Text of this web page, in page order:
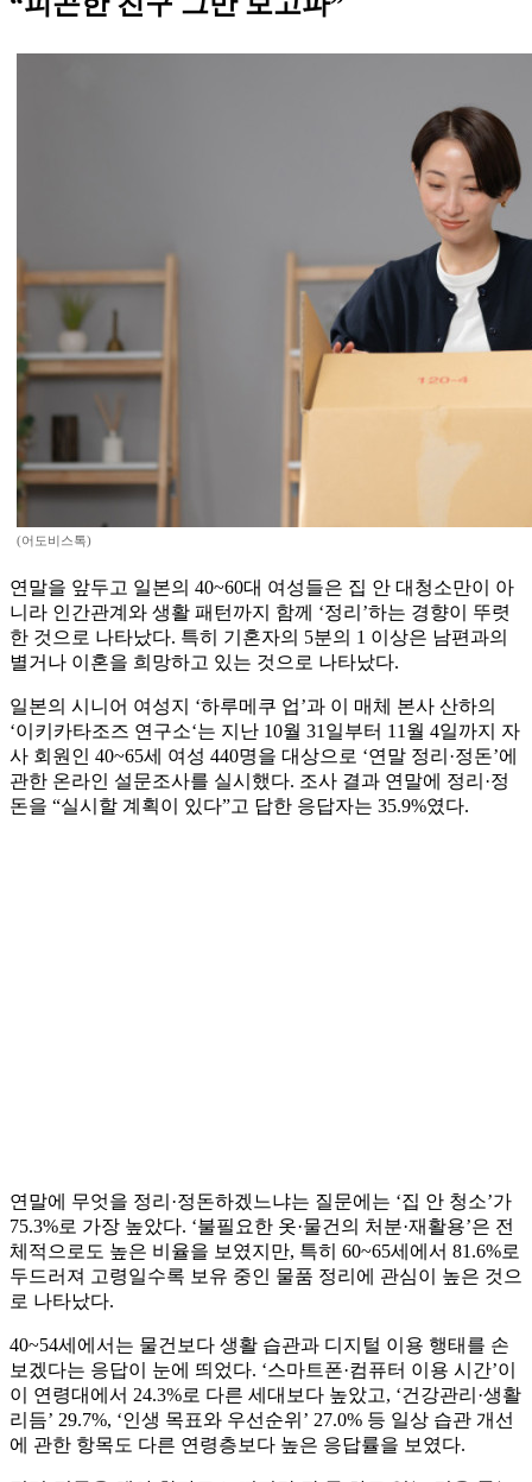
(어도비스톡)
연말을 앞두고 일본의 40~60대 여성들은 집 안 대청소만이 아
니라 인간관계와 생활 패턴까지 함께 ‘정리’하는 경향이 뚜렷
한 것으로 나타났다. 특히 기혼자의 5분의 1 이상은 남편과의
별거나 이혼을 희망하고 있는 것으로 나타났다.
일본의 시니어 여성지 ‘하루메쿠 업’과 이 매체 본사 산하의
‘이키카타조즈 연구소‘는 지난 10월 31일부터 11월 4일까지 자
사 회원인 40~65세 여성 440명을 대상으로 ‘연말 정리·정돈’에
관한 온라인 설문조사를 실시했다. 조사 결과 연말에 정리·정
돈을 “실시할 계획이 있다”고 답한 응답자는 35.9%였다.
연말에 무엇을 정리·정돈하겠느냐는 질문에는 ‘집 안 청소’가
75.3%로 가장 높았다. ‘불필요한 옷·물건의 처분·재활용’은 전
체적으로도 높은 비율을 보였지만, 특히 60~65세에서 81.6%로
두드러져 고령일수록 보유 중인 물품 정리에 관심이 높은 것으
로 나타났다.
40~54세에서는 물건보다 생활 습관과 디지털 이용 행태를 손
보겠다는 응답이 눈에 띄었다. ‘스마트폰·컴퓨터 이용 시간’이
이 연령대에서 24.3%로 다른 세대보다 높았고, ‘건강관리·생활
리듬’ 29.7%, ‘인생 목표와 우선순위’ 27.0% 등 일상 습관 개선
에 관한 항목도 다른 연령층보다 높은 응답률을 보였다.